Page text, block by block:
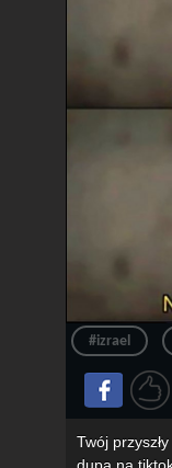
#izrael
Twój